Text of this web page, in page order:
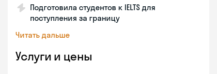
Подготовила студентов к IELTS для
поступления за границу
Читать дальше
Услуги и цены